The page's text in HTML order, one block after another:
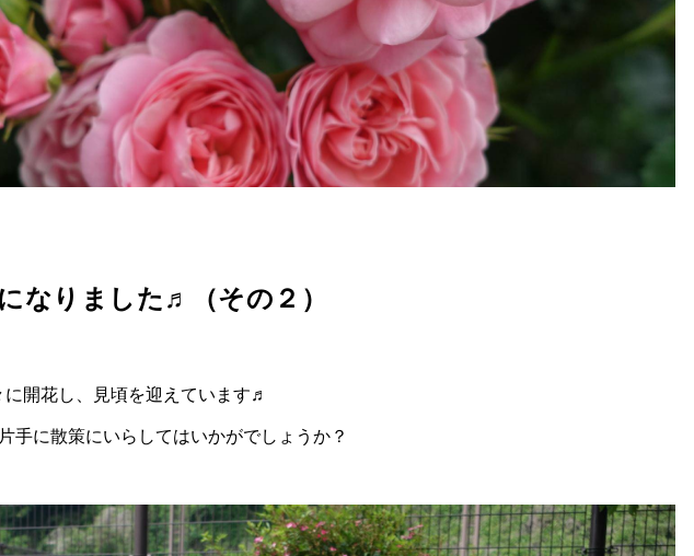
なりました♬（その２）
開花し、見頃を迎えています♬
手に散策にいらしてはいかがでしょうか？